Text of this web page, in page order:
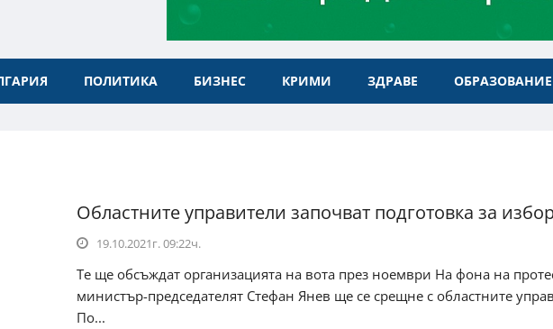
ПОЛИТИКА БИЗНЕС КРИМИ ЗДРАВЕ ОБРАЗОВАНИЕ
Областните управители започват подготовка за
19.10.2021г. 09:22ч.
Те ще обсъждат организацията на вота през ноември На фона на
министър-председателят Стефан Янев ще се срещне с областните
По...